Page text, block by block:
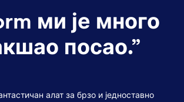
ми је много
посао.”
алат за брзо и једноставно